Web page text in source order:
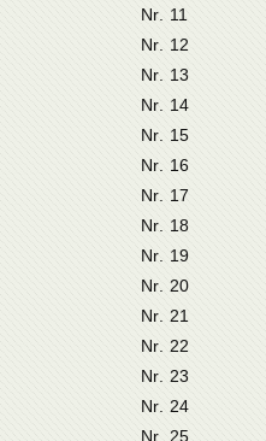
Nr. 11
Nr. 12
Nr. 13
Nr. 14
Nr. 15
Nr. 16
Nr. 17
Nr. 18
Nr. 19
Nr. 20
Nr. 21
Nr. 22
Nr. 23
Nr. 24
Nr. 25